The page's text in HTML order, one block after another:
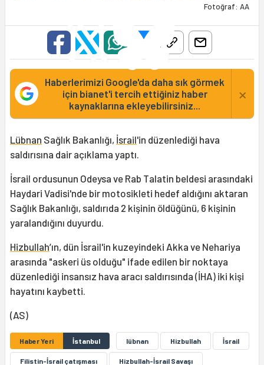
Fotoğraf: AA
Haberlerimizi Google'da daha sık görmek
için bianet'i tercih ettiğiniz haber
kaynaklarına ekleyebilirsiniz...
×
Lübnan Sağlık Bakanlığı, İsrail'in düzenlediği hava
saldırısına dair açıklama yaptı.
İsrail ordusunun Odeysa ve Rab Talatin beldesi arasındaki
Haydari Vadisi'nde bir motosikleti hedef aldığını aktaran
Sağlık Bakanlığı, saldırıda 2 kişinin öldüğünü, 6 kişinin
yaralandığını duyurdu.
Hizbullah’ın, dün İsrail'in kuzeyindeki Akka ve Nehariya
arasında "askeri üs olduğu" ifade edilen bir noktaya
düzenlediği insansız hava aracı saldırısında (İHA) iki kişi
hayatını kaybetti.
(AS)
Haber Yeri İstanbul lübnan Hizbullah İsrail
Filistin-İsrail çatışması Hizbullah-İsrail Savaşı